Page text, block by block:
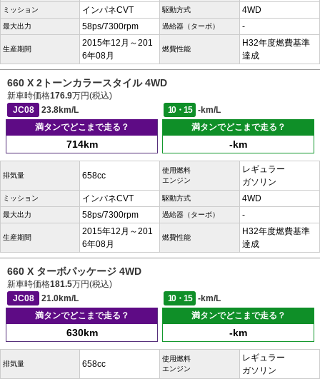
ミッション インパネCVT 駆動方式 4WD
最大出力 58ps/7300rpm 過給器（ターボ） -
生産期間
2015年12月～201
6年08月
燃費性能
H32年度燃費基準
達成
660 X 2トーンカラースタイル 4WD
新車時価格176.9万円(税込)
JC08
23.8km/L 10・15
-km/L
満タンでどこまで走る？
714km
満タンでどこまで走る？
-km
排気量 658cc
使用燃料
エンジン
レギュラー
ガソリン
ミッション インパネCVT 駆動方式 4WD
最大出力 58ps/7300rpm 過給器（ターボ） -
生産期間
2015年12月～201
6年08月
燃費性能
H32年度燃費基準
達成
660 X ターボパッケージ 4WD
新車時価格181.5万円(税込)
JC08
21.0km/L 10・15
-km/L
満タンでどこまで走る？
630km
満タンでどこまで走る？
-km
排気量 658cc
使用燃料
エンジン
レギュラー
ガソリン